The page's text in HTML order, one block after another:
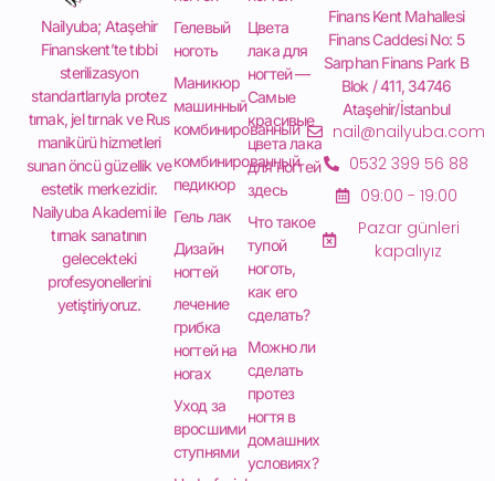
Nailyuba; Ataşehir
Finanskent’te tıbbi
sterilizasyon
standartlarıyla protez
tırnak, jel tırnak ve Rus
manikürü hizmetleri
sunan öncü güzellik ve
estetik merkezidir.
Nailyuba Akademi ile
tırnak sanatının
gelecekteki
profesyonellerini
yetiştiriyoruz.
Гелевый
ноготь
Маникюр
машинный
комбинированный
комбинированный
педикюр
Гель лак
Дизайн
ногтей
лечение
грибка
ногтей на
ногах
Уход за
вросшими
ступнями
Цвета
лака для
ногтей —
Самые
красивые
цвета лака
для ногтей
здесь
Что такое
тупой
ноготь,
как его
сделать?
Можно ли
сделать
протез
ногтя в
домашних
условиях?
Finans Kent Mahallesi
Finans Caddesi No: 5
Sarphan Finans Park B
Blok / 411, 34746
Ataşehir/İstanbul
nail@nailyuba.com
0532 399 56 88
09:00 - 19:00
Pazar günleri
kapalıyız